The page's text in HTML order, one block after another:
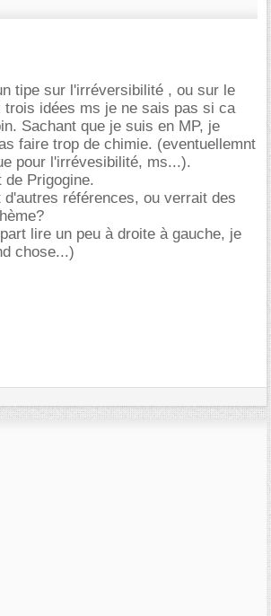
tipe sur l'irréversibilité , ou sur le
trois idées ms je ne sais pas si ca
Sachant que je suis en MP, je
faire trop de chimie. (eventuellemnt
pour l'irrévesibilité, ms...).
de Prigogine.
d'autres références, ou verrait des
lire un peu à droite à gauche, je
chose...)